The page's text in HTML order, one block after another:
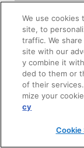
建築・設計関係
ユーザー登録サ
WEB見積システ
収納プランニン
We use cookies
site, to
traffic. We
site with our
y combine it
ded to them or
of their
mize your
cy
Cookie